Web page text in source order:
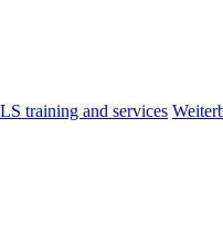
LS training and services